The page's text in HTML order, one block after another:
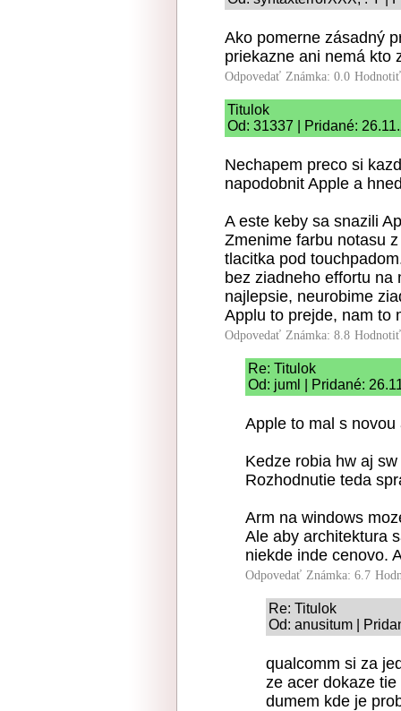
Ako pomerne zásadný
priekazne ani nemá kto
Odpovedať Známka: 0.0
Titulok
Od: 31337 | Pridané:
Nechapem preco si
napodobnit Apple a
A este keby sa snazili
Zmenime farbu notasu
tlacitka pod
bez ziadneho effortu na
najlepsie, neurobime
Applu to prejde, nam to
Odpovedať Známka: 8.8
Re: Titulok
Od: juml | Pridané:
Apple to mal s
Kedze robia hw aj
Rozhodnutie teda
Arm na windows
Ale aby architektura
niekde inde cenovo.
Odpovedať Známka: 6.7
Re: Titulok
Od: anusitum |
qualcomm si za
ze acer dokaze
dumem kde je